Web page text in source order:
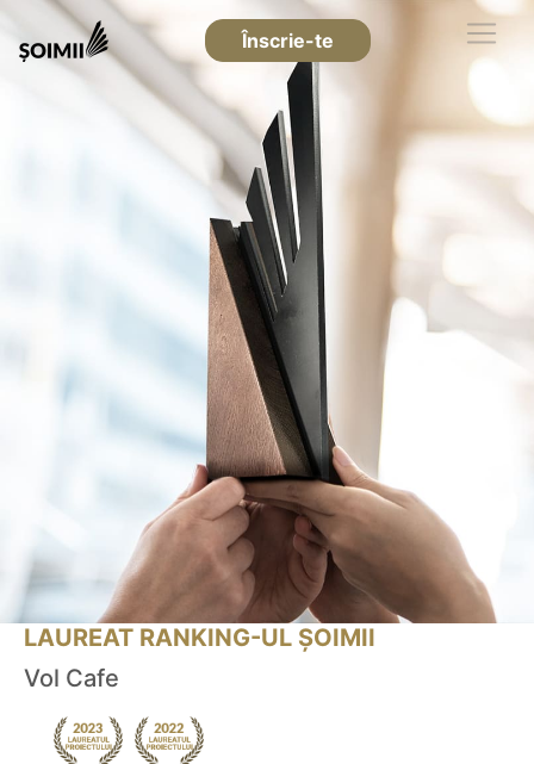
Înscrie-te
LAUREAT RANKING-UL ȘOIMII
Vol Cafe